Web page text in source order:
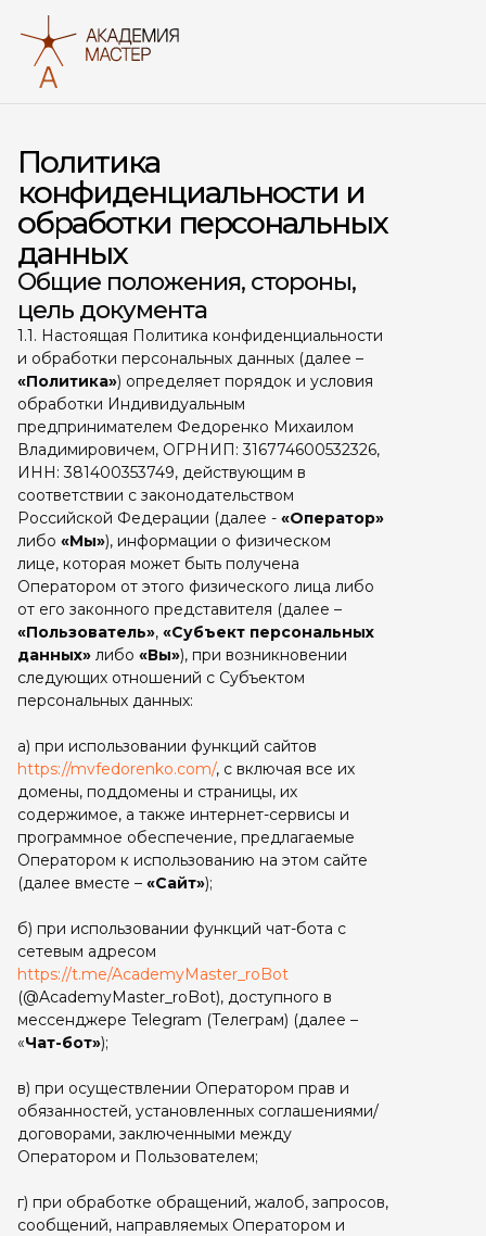
Политика
конфиденциальности и
обработки персональных
данных
Общие положения, стороны,
цель документа
1.1. Настоящая Политика конфиденциальности
и обработки персональных данных (далее –
«Политика») определяет порядок и условия
обработки Индивидуальным
предпринимателем Федоренко Михаилом
Владимировичем, ОГРНИП: 316774600532326,
ИНН: 381400353749, действующим в
соответствии с законодательством
Российской Федерации (далее - «Оператор»
либо «Мы»), информации о физическом
лице, которая может быть получена
Оператором от этого физического лица либо
от его законного представителя (далее –
«Пользователь», «Субъект персональных
данных» либо «Вы»), при возникновении
следующих отношений с Субъектом
персональных данных:
а) при использовании функций сайтов
https://mvfedorenko.com/, с включая все их
домены, поддомены и страницы, их
содержимое, а также интернет-сервисы и
программное обеспечение, предлагаемые
Оператором к использованию на этом сайте
(далее вместе – «Сайт»);
б) при использовании функций чат-бота с
сетевым адресом
https://t.me/AcademyMaster_roBot
(@AcademyMaster_roBot), доступного в
мессенджере Telegram (Телеграм) (далее –
«Чат-бот»);
в) при осуществлении Оператором прав и
обязанностей, установленных соглашениями/
договорами, заключенными между
Оператором и Пользователем;
г) при обработке обращений, жалоб, запросов,
сообщений, направляемых Оператором и